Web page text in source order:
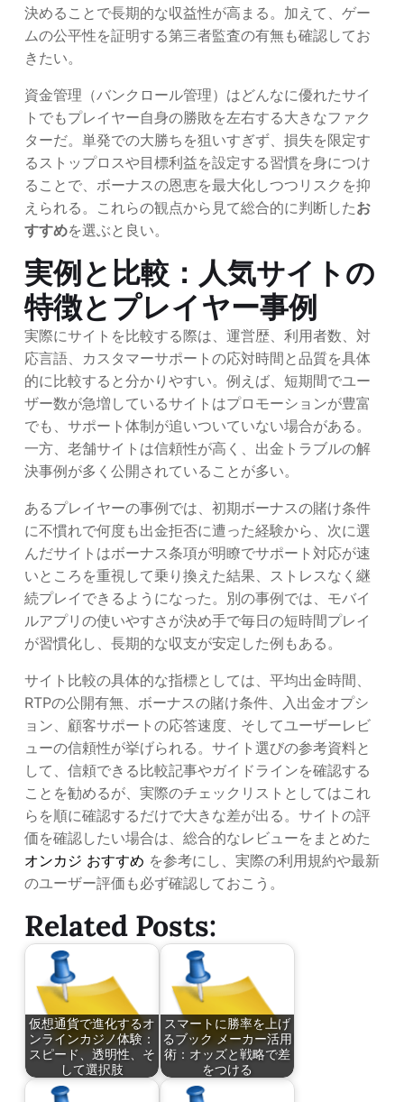
決めることで長期的な収益性が高まる。加えて、ゲー
ムの公平性を証明する第三者監査の有無も確認してお
きたい。
資金管理（バンクロール管理）はどんなに優れたサイ
トでもプレイヤー自身の勝敗を左右する大きなファク
ターだ。単発での大勝ちを狙いすぎず、損失を限定す
るストップロスや目標利益を設定する習慣を身につけ
ることで、ボーナスの恩恵を最大化しつつリスクを抑
えられる。これらの観点から見て総合的に判断したお
すすめを選ぶと良い。
実例と比較：人気サイトの
特徴とプレイヤー事例
実際にサイトを比較する際は、運営歴、利用者数、対
応言語、カスタマーサポートの応対時間と品質を具体
的に比較すると分かりやすい。例えば、短期間でユー
ザー数が急増しているサイトはプロモーションが豊富
でも、サポート体制が追いついていない場合がある。
一方、老舗サイトは信頼性が高く、出金トラブルの解
決事例が多く公開されていることが多い。
あるプレイヤーの事例では、初期ボーナスの賭け条件
に不慣れで何度も出金拒否に遭った経験から、次に選
んだサイトはボーナス条項が明瞭でサポート対応が速
いところを重視して乗り換えた結果、ストレスなく継
続プレイできるようになった。別の事例では、モバイ
ルアプリの使いやすさが決め手で毎日の短時間プレイ
が習慣化し、長期的な収支が安定した例もある。
サイト比較の具体的な指標としては、平均出金時間、
RTPの公開有無、ボーナスの賭け条件、入出金オプシ
ョン、顧客サポートの応答速度、そしてユーザーレビ
ューの信頼性が挙げられる。サイト選びの参考資料と
して、信頼できる比較記事やガイドラインを確認する
ことを勧めるが、実際のチェックリストとしてはこれ
らを順に確認するだけで大きな差が出る。サイトの評
価を確認したい場合は、総合的なレビューをまとめた
オンカジ おすすめ を参考にし、実際の利用規約や最新
のユーザー評価も必ず確認しておこう。
Related Posts:
仮想通貨で進化するオ
ンラインカジノ体験：
スピード、透明性、そ
して選択肢
スマートに勝率を上げ
るブック メーカー活用
術：オッズと戦略で差
をつける